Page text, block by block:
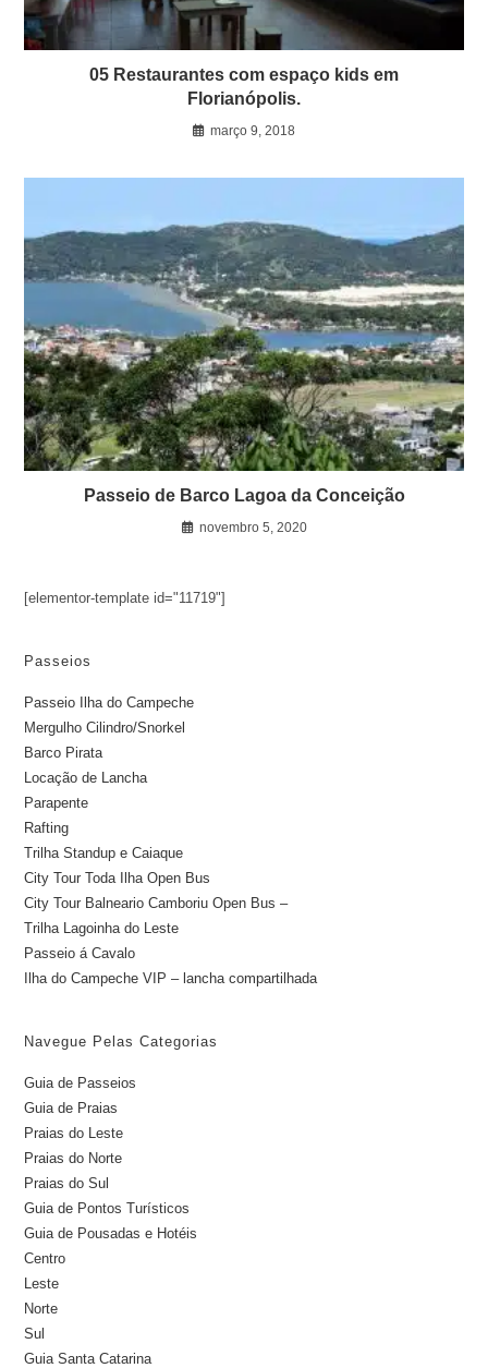
05 Restaurantes com espaço kids em
Florianópolis.
março 9, 2018
Passeio de Barco Lagoa da Conceição
novembro 5, 2020
[elementor-template id="11719"]
Passeios
Passeio Ilha do Campeche
Mergulho Cilindro/Snorkel
Barco Pirata
Locação de Lancha
Parapente
Rafting
Trilha Standup e Caiaque
City Tour Toda Ilha Open Bus
City Tour Balneario Camboriu Open Bus –
Trilha Lagoinha do Leste
Passeio á Cavalo
Ilha do Campeche VIP – lancha compartilhada
Navegue Pelas Categorias
Guia de Passeios
Guia de Praias
Praias do Leste
Praias do Norte
Praias do Sul
Guia de Pontos Turísticos
Guia de Pousadas e Hotéis
Centro
Leste
Norte
Sul
Guia Santa Catarina